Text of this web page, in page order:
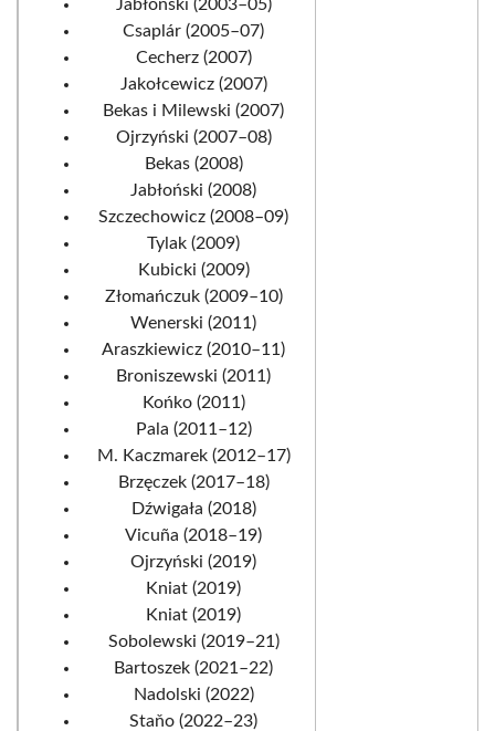
Jabłoński (2003–05)
Csaplár (2005–07)
Cecherz (2007)
Jakołcewicz (2007)
Bekas i Milewski (2007)
Ojrzyński (2007–08)
Bekas (2008)
Jabłoński (2008)
Szczechowicz (2008–09)
Tylak (2009)
Kubicki (2009)
Złomańczuk (2009–10)
Wenerski (2011)
Araszkiewicz (2010–11)
Broniszewski (2011)
Końko (2011)
Pala (2011–12)
M. Kaczmarek (2012–17)
Brzęczek (2017–18)
Dźwigała (2018)
Vicuña (2018–19)
Ojrzyński (2019)
Kniat (2019)
Kniat (2019)
Sobolewski (2019–21)
Bartoszek (2021–22)
Nadolski (2022)
Staňo (2022–23)